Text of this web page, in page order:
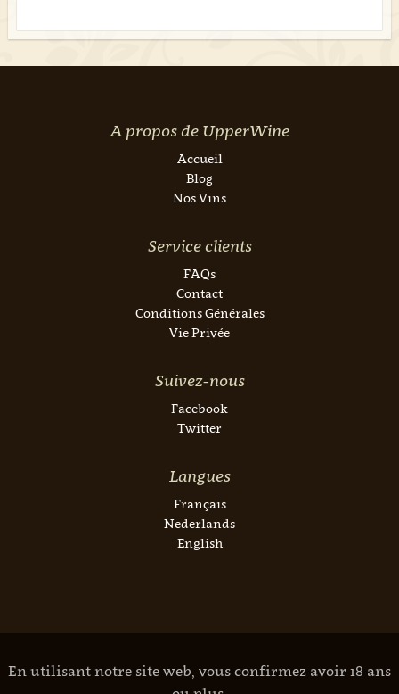
A propos de UpperWine
Accueil
Blog
Nos Vins
Service clients
FAQs
Contact
Conditions Générales
Vie Privée
Suivez-nous
Facebook
Twitter
Langues
Français
Nederlands
English
En utilisant notre site web, vous confirmez avoir 18 ans